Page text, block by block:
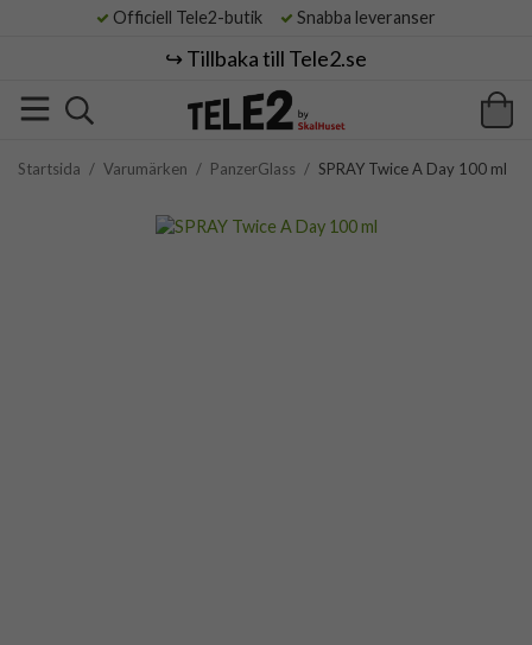
Officiell Tele2-butik Snabba leveranser
↪️ Tillbaka till Tele2.se
Startsida / Varumärken / PanzerGlass / SPRAY Twice A Day 100 ml